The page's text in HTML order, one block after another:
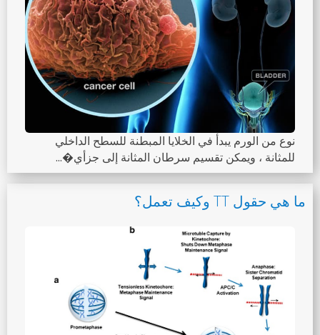
نوع من الورم يبدأ في الخلايا المبطنة للسطح الداخلي
للمثانة ، ويمكن تقسيم سرطان المثانة إلى جزأي�...
ما هي حقول TT وكيف تعمل؟